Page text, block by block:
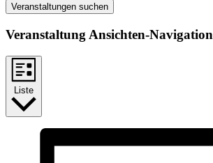
Veranstaltungen suchen
Veranstaltung Ansichten-Navigation
Liste